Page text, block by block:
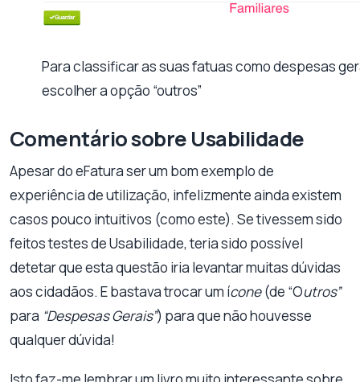
Para classificar as suas fatuas como despesas
escolher a opção “outros”
Comentário sobre Usabilidade
Apesar do eFatura ser um bom exemplo de
experiência de utilização, infelizmente ainda existem
casos pouco intuitivos (como este). Se tivessem sido
feitos testes de Usabilidade, teria sido possível
detetar que esta questão iria levantar muitas dúvidas
aos cidadãos. E bastava trocar um ícone(de “Outros”
para “Despesas Gerais”) para que não houvesse
qualquer dúvida!